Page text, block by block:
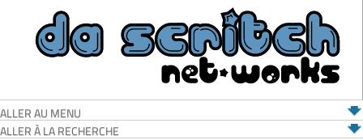
ALLER AU MENU
ALLER À LA RECHERCHE